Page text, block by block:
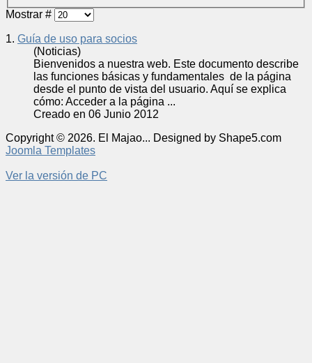
Mostrar #
1. Guía de uso para socios
(Noticias)
Bienvenidos a nuestra web. Este documento describe
las funciones básicas y fundamentales de la página
desde el punto de vista del usuario. Aquí se explica
cómo: Acceder a la página ...
Creado en 06 Junio 2012
Copyright © 2026. El Majao... Designed by Shape5.com
Joomla Templates
Ver la versión de PC